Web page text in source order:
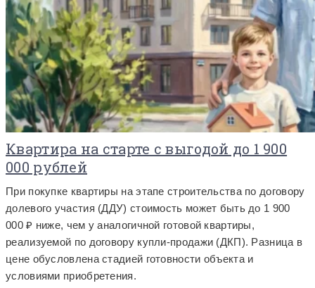
Квартира на старте с выгодой до 1 900
000 рублей
При покупке квартиры на этапе строительства по договору
долевого участия (ДДУ) стоимость может быть до 1 900
000 ₽ ниже, чем у аналогичной готовой квартиры,
реализуемой по договору купли-продажи (ДКП). Разница в
цене обусловлена стадией готовности объекта и
условиями приобретения.